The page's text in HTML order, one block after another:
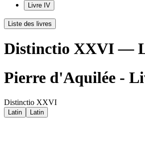
Livre IV
Liste des livres
Distinctio XXVI —
Pierre d'Aquilée -
Distinctio XXVI
Latin Latin